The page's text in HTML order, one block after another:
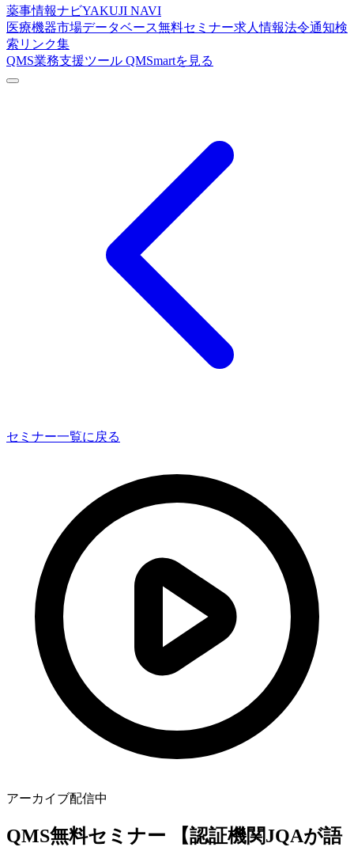
薬事情報ナビYAKUJI NAVI
医療機器市場データベース無料セミナー求人情報法令通知検
索 リンク集
QMS業務支援ツール QMSmartを見る
セミナー一覧に戻る
アーカイブ配信中
QMS無料セミナー
【認証機関JQAが語